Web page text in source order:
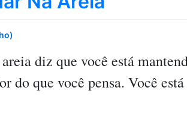
diz que você está
do que você pensa. Você